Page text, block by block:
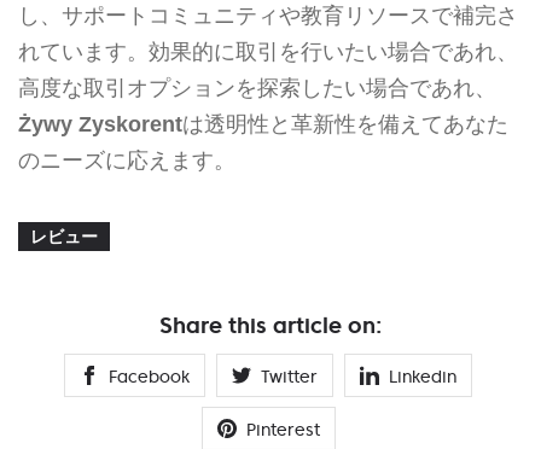
し、サポートコミュニティや教育リソースで補完さ
れています。効果的に取引を行いたい場合であれ、
高度な取引オプションを探索したい場合であれ、
Żywy Zyskorentは透明性と革新性を備えてあなた
のニーズに応えます。
レビュー
Share this article on:
Facebook Twitter Linkedin
Pinterest